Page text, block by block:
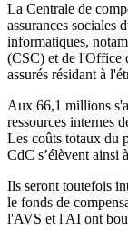
La Centrale de
assurances sociales
informatiques,
(CSC) et de l'Office
assurés résidant à
Aux 66,1 millions
ressources internes
Les coûts totaux du
CdC s’élèvent ainsi
Ils seront toutefois
le fonds de
l'AVS et l'AI ont